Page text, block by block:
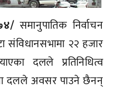
समानुपातिक निर्वाचन
संविधानसभामा २२ हजार
दलले प्रतिनिधित्व
दलले अवसर पाउने छैनन्